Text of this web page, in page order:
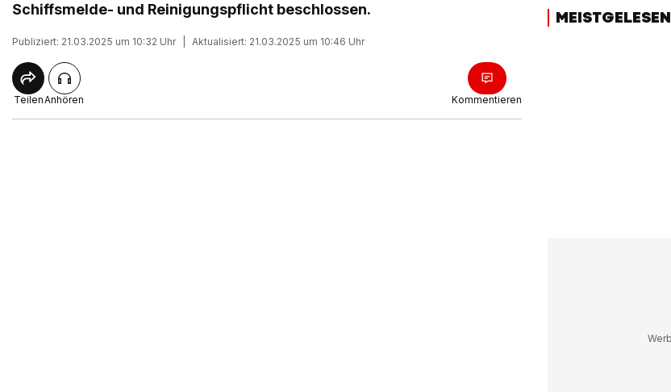
Schiffsmelde- und Reinigungspflicht beschlossen.
Publiziert: 21.03.2025 um 10:32 Uhr Aktualisiert: 21.03.2025 um 10:46 Uhr
TeilenAnhören Kommentieren
MEISTGELESEN